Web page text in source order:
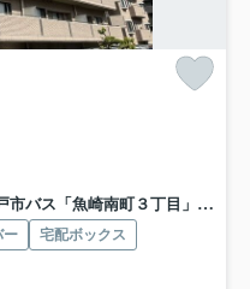
「魚崎南町３丁目」 停歩5分
ー
宅配ボックス